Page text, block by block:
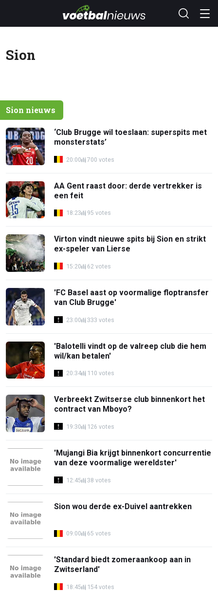
Sion
Sion nieuws
‘Club Brugge wil toeslaan: superspits met
monsterstats’
20:00 700 votes
AA Gent raast door: derde vertrekker is
een feit
18:23 95 votes
Virton vindt nieuwe spits bij Sion en strikt
ex-speler van Lierse
15:20 62 votes
'FC Basel aast op voormalige floptransfer
van Club Brugge'
23:00 333 votes
'Balotelli vindt op de valreep club die hem
wil/kan betalen'
20:34 110 votes
Verbreekt Zwitserse club binnenkort het
contract van Mboyo?
19:30 126 votes
'Mujangi Bia krijgt binnenkort concurrentie
van deze voormalige wereldster'
12:45 38 votes
Sion wou derde ex-Duivel aantrekken
09:00 65 votes
'Standard biedt zomeraankoop aan in
Zwitserland'
18:45 154 votes